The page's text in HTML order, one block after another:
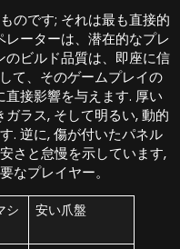
のです; それは最も直接的
ーターは、潜在的なプレ
のビルド品質は、即座に信
て、そのゲームプレイの
接影響を与えます. 厚い
ラス, そして明るい, 動的
. 逆に, 傷が付いたパネル
さと怠慢を示しています,
なプレイヤー。
シ
安い爪盤